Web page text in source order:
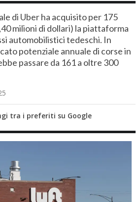
di Uber ha acquisito per 175
milioni di dollari) la piattaforma
automobilistici tedeschi. In
potenziale annuale di corse in
passare da 161 a oltre 300
tra i preferiti su Google